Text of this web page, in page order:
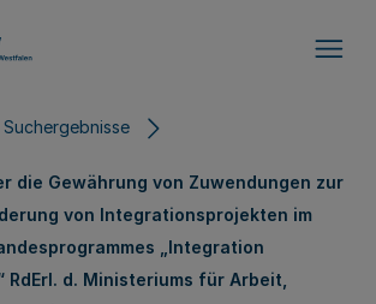
Suchergebnisse
die Gewährung von Zuwendungen zur
von Integrationsprojekten im
„Integration
RdErl. d. Ministeriums für Arbeit,